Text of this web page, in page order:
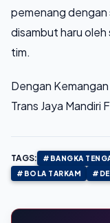
pemenang
disambut haru
tim.
Dengan
Trans Jaya Mandiri
TAGS: #BANGKA
#BOLA TARKAM